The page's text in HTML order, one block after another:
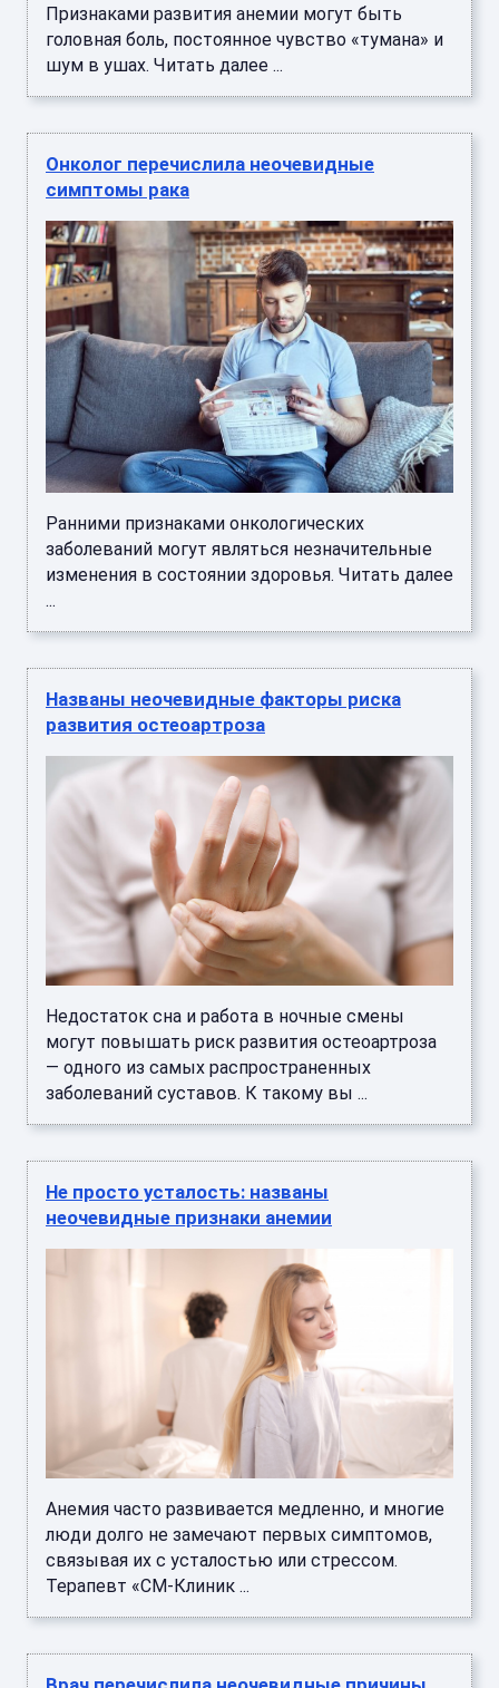
Признаками развития анемии могут быть
головная боль, постоянное чувство «тумана» и
шум в ушах. Читать далее ...
Онколог перечислила неочевидные
симптомы рака
Ранними признаками онкологических
заболеваний могут являться незначительные
изменения в состоянии здоровья. Читать далее
...
Названы неочевидные факторы риска
развития остеоартроза
Недостаток сна и работа в ночные смены
могут повышать риск развития остеоартроза
— одного из самых распространенных
заболеваний суставов. К такому вы ...
Не просто усталость: названы
неочевидные признаки анемии
Анемия часто развивается медленно, и многие
люди долго не замечают первых симптомов,
связывая их с усталостью или стрессом.
Терапевт «СМ-Клиник ...